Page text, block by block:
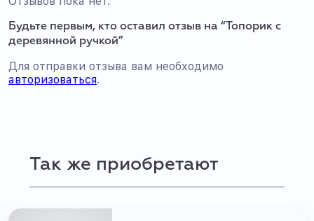
Будьте первым, кто оставил отзыв на “Топорик с
деревянной ручкой”
Для отправки отзыва вам необходимо
авторизоваться.
Так же приобретают